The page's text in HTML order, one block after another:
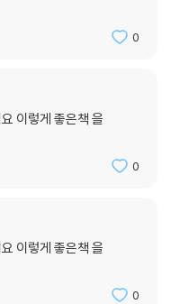
0
이렇게 좋은책 을
0
이렇게 좋은책 을
0